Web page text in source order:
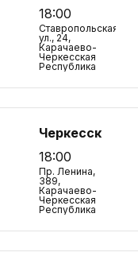
18:00
Ставропольская
ул., 24,
Карачаево-
Черкесская
Республика
Черкесск
18:00
Пр. Ленина,
389,
Карачаево-
Черкесская
Республика